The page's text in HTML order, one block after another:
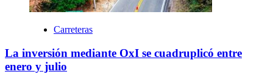
Carreteras
La inversión mediante OxI se cuadruplicó entre
enero y julio